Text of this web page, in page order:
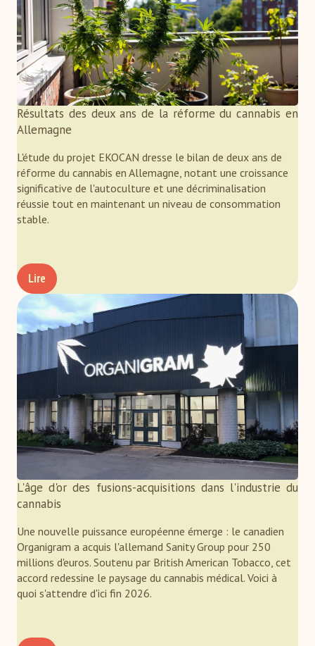
Résultats des deux ans de la réforme du cannabis en
Allemagne
L'étude du projet EKOCAN dresse le bilan de deux ans de
réforme du cannabis en Allemagne, notant une croissance
significative de l'autoculture et une décriminalisation
réussie tout en maintenant un niveau de consommation
stable.
Lire
L'âge d'or des fusions-acquisitions dans l'industrie du
cannabis
Une nouvelle puissance européenne émerge : le canadien
Organigram a acquis l'allemand Sanity Group pour 250
millions d'euros. Soutenu par British American Tobacco, cet
accord redessine le paysage du cannabis médical. Voici à
quoi s'attendre d'ici fin 2026.